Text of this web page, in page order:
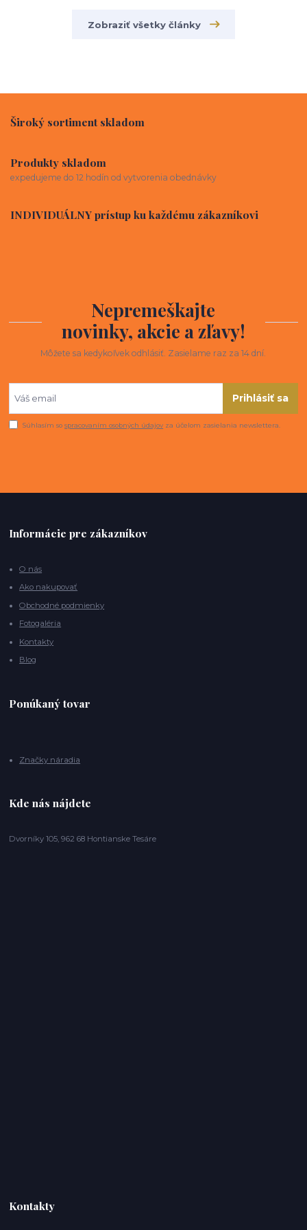
Zobraziť všetky články
Široký sortiment skladom
Produkty skladom
expedujeme do 12 hodín od vytvorenia obednávky
INDIVIDUÁLNY prístup ku každému zákazníkovi
Nepremeškajte
novinky, akcie a zľavy!
Môžete sa kedykoľvek odhlásiť. Zasielame raz za 14 dní.
Prihlásiť sa
Súhlasím sospracovaním osobných údajov za účelom zasielania newslettera.
Informácie pre zákazníkov
O nás
Ako nakupovať
Obchodné podmienky
Fotogaléria
Kontakty
Blog
Ponúkaný tovar
Značky náradia
Kde nás nájdete
Dvorníky 105, 962 68 Hontianske Tesáre
Kontakty